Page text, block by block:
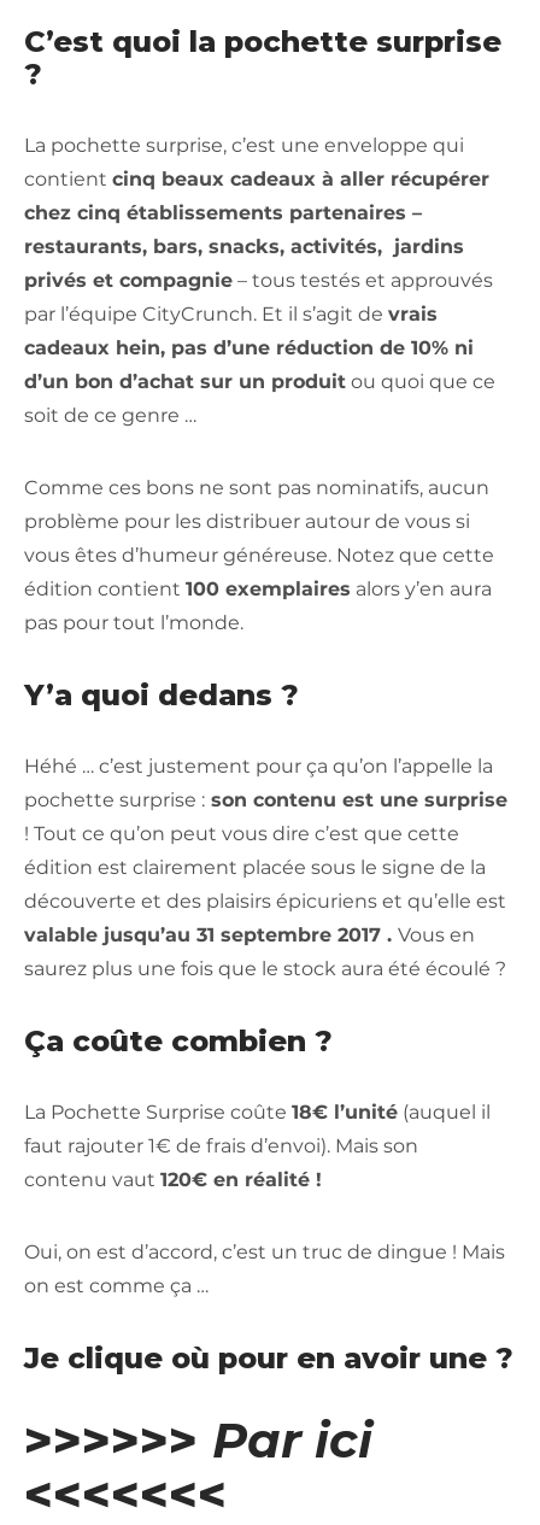
C’est quoi la pochette surprise
?
La pochette surprise, c’est une enveloppe qui
contient cinq beaux cadeaux à aller récupérer
chez cinq établissements partenaires –
restaurants, bars, snacks, activités, jardins
privés et compagnie – tous testés et approuvés
par l’équipe CityCrunch. Et il s’agit de vrais
cadeaux hein, pas d’une réduction de 10% ni
d’un bon d’achat sur un produit ou quoi que ce
soit de ce genre …
Comme ces bons ne sont pas nominatifs, aucun
problème pour les distribuer autour de vous si
vous êtes d’humeur généreuse. Notez que cette
édition contient 100 exemplaires alors y’en aura
pas pour tout l’monde.
Y’a quoi dedans ?
Héhé … c’est justement pour ça qu’on l’appelle la
pochette surprise : son contenu est une surprise
! Tout ce qu’on peut vous dire c’est que cette
édition est clairement placée sous le signe de la
découverte et des plaisirs épicuriens et qu’elle est
valable jusqu’au 31 septembre 2017 . Vous en
saurez plus une fois que le stock aura été écoulé ?
Ça coûte combien ?
La Pochette Surprise coûte 18€ l’unité (auquel il
faut rajouter 1€ de frais d’envoi). Mais son
contenu vaut 120€ en réalité !
Oui, on est d’accord, c’est un truc de dingue ! Mais
on est comme ça …
Je clique où pour en avoir une ?
>>>>>> Par ici
<<<<<<<